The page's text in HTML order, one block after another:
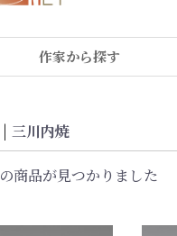
作家から探す
| 三川内焼
の商品が見つかりました